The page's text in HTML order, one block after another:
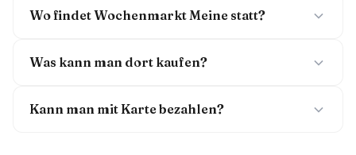
Wo findet Wochenmarkt Meine statt?
Was kann man dort kaufen?
Kann man mit Karte bezahlen?